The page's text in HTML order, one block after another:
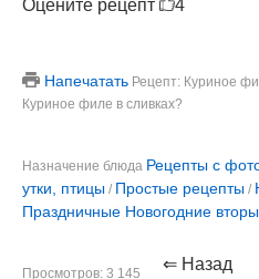
Оцените рецепт 4
Напечатать Рецепт: Куриное
Куриное филе в сливках?
Назначение блюда Рецепты с
утки, птицы / Простые рецепты /
Праздничные Новогодние
Просмотров: 3 145 ⇐ Назад